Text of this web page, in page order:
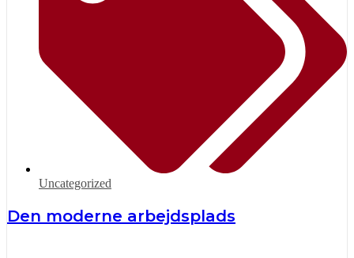
Uncategorized
Den moderne arbejdsplads